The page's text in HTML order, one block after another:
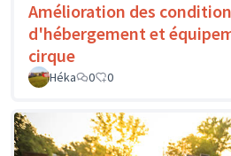
Amélioration des
d'hébergement et
cirque
Héka 0 0